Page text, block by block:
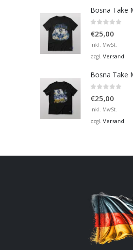
€25,00
Inkl. MwSt.
zzgl. Versand
€25,00
Inkl. MwSt.
zzgl. Versand